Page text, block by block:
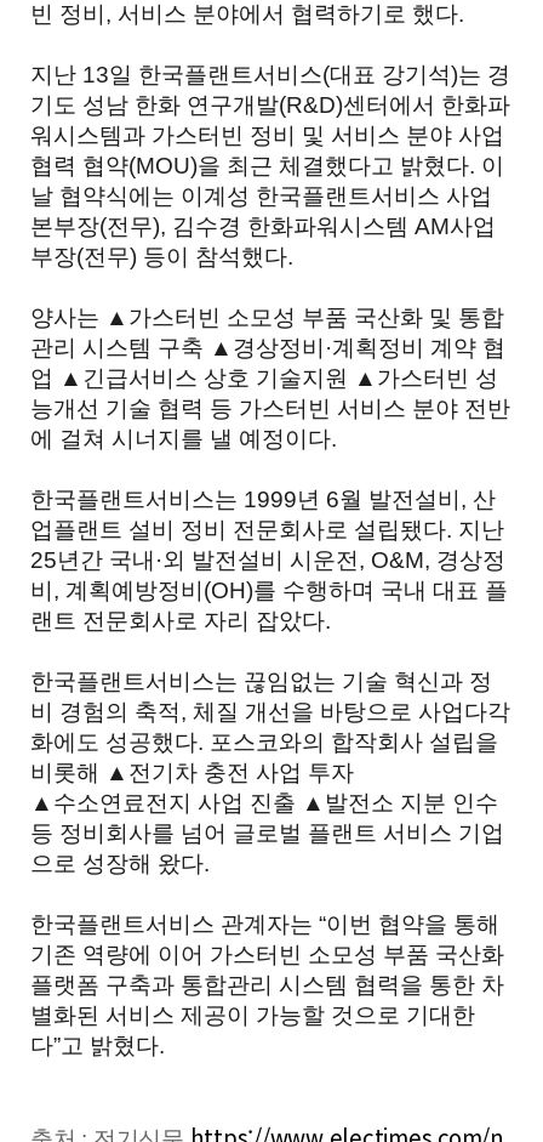
빈 정비, 서비스 분야에서 협력하기로 했다.
지난 13일 한국플랜트서비스(대표 강기석)는 경
기도 성남 한화 연구개발(R&D)센터에서 한화파
워시스템과 가스터빈 정비 및 서비스 분야 사업
협력 협약(MOU)을 최근 체결했다고 밝혔다. 이
날 협약식에는 이계성 한국플랜트서비스 사업
본부장(전무), 김수경 한화파워시스템 AM사업
부장(전무) 등이 참석했다.
양사는 ▲가스터빈 소모성 부품 국산화 및 통합
관리 시스템 구축 ▲경상정비·계획정비 계약 협
업 ▲긴급서비스 상호 기술지원 ▲가스터빈 성
능개선 기술 협력 등 가스터빈 서비스 분야 전반
에 걸쳐 시너지를 낼 예정이다.
한국플랜트서비스는 1999년 6월 발전설비, 산
업플랜트 설비 정비 전문회사로 설립됐다. 지난
25년간 국내·외 발전설비 시운전, O&M, 경상정
비, 계획예방정비(OH)를 수행하며 국내 대표 플
랜트 전문회사로 자리 잡았다.
한국플랜트서비스는 끊임없는 기술 혁신과 정
비 경험의 축적, 체질 개선을 바탕으로 사업다각
화에도 성공했다. 포스코와의 합작회사 설립을
비롯해 ▲전기차 충전 사업 투자
▲수소연료전지 사업 진출 ▲발전소 지분 인수
등 정비회사를 넘어 글로벌 플랜트 서비스 기업
으로 성장해 왔다.
한국플랜트서비스 관계자는 “이번 협약을 통해
기존 역량에 이어 가스터빈 소모성 부품 국산화
플랫폼 구축과 통합관리 시스템 협력을 통한 차
별화된 서비스 제공이 가능할 것으로 기대한
다”고 밝혔다.